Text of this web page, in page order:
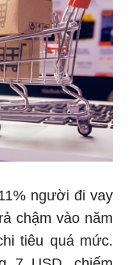
người đi vay
chậm vào năm
tiêu quá mức.
7 USD, chiếm